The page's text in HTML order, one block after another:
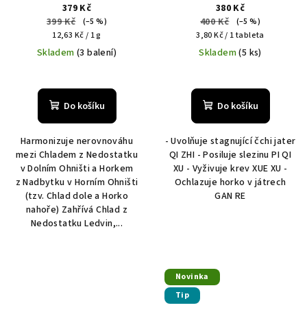
379 Kč
399 Kč
(–5 %)
Měrná
cena:
12,63 Kč / 1 g
Skladem(3 balení)
Do košíku
Harmonizuje nerovnováhu
mezi Chladem z Nedostatku
v Dolním Ohništi a Horkem
z Nadbytku v Horním Ohništi
(tzv. Chlad dole a Horko
nahoře) Zahřívá Chlad z
Nedostatku Ledvin,...
380 Kč
400 Kč
(–5 %)
Měrná
cena:
3,80 Kč / 1 tableta
Skladem(5 ks)
Do košíku
- Uvolňuje stagnující čchi jater
QI ZHI - Posiluje slezinu PI QI
XU - Vyživuje krev XUE XU -
Ochlazuje horko v játrech
GAN RE
Novinka
Tip